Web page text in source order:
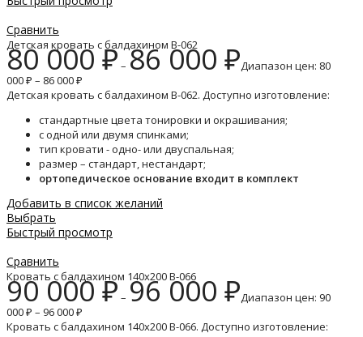
Сравнить
Детская кровать с балдахином B-062
80 000₽– 86 000 ₽Диапазон цен: 80
000 ₽ – 86 000 ₽
Детская кровать с балдахином B-062. Доступно изготовление:
стандартные цвета тонировки и окрашивания;
с одной или двумя спинками;
тип кровати - одно- или двуспальная;
размер – стандарт, нестандарт;
ортопедическое основание входит в комплект
Добавить в список желаний
Выбрать
Быстрый просмотр
Сравнить
Кровать с балдахином 140х200 B-066
90 000₽– 96 000 ₽Диапазон цен: 90
000 ₽ – 96 000 ₽
Кровать с балдахином 140х200 B-066. Доступно изготовление: